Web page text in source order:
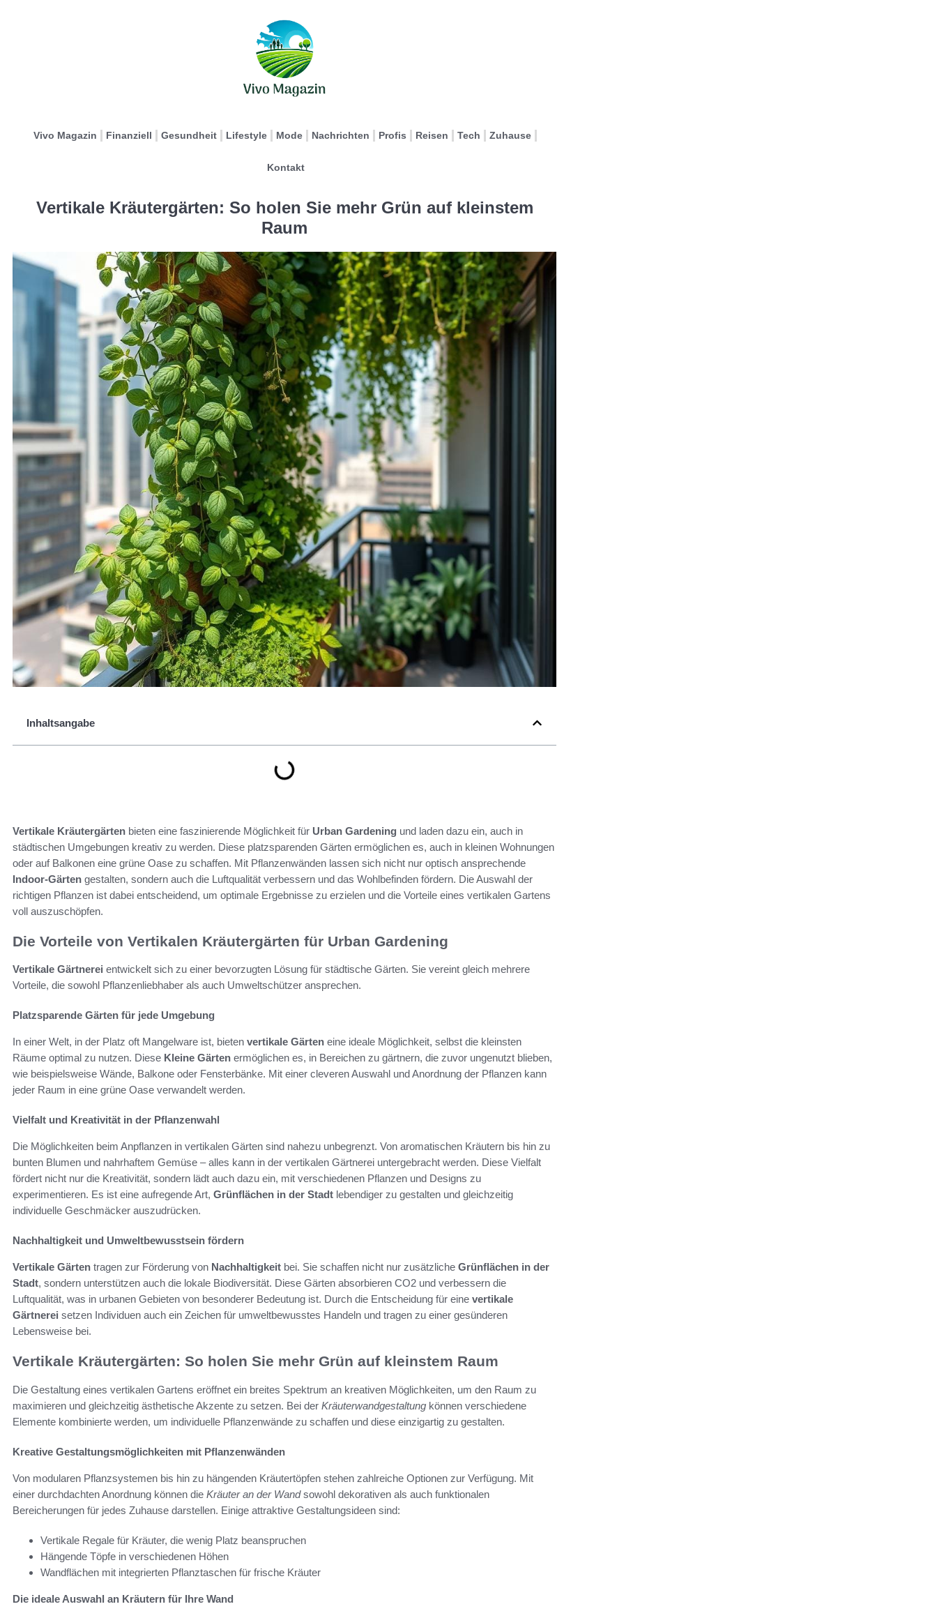
Vivo Magazin Finanziell Gesundheit Lifestyle Mode Nachrichten Profis Reisen Tech Zuhause
Kontakt
Vertikale Kräutergärten: So holen Sie mehr Grün auf kleinstem
Raum
Inhaltsangabe
Vertikale Kräutergärten bieten eine faszinierende Möglichkeit für Urban Gardening und laden dazu ein, auch in
städtischen Umgebungen kreativ zu werden. Diese platzsparenden Gärten ermöglichen es, auch in kleinen Wohnungen
oder auf Balkonen eine grüne Oase zu schaffen. Mit Pflanzenwänden lassen sich nicht nur optisch ansprechende
Indoor-Gärten gestalten, sondern auch die Luftqualität verbessern und das Wohlbefinden fördern. Die Auswahl der
richtigen Pflanzen ist dabei entscheidend, um optimale Ergebnisse zu erzielen und die Vorteile eines vertikalen Gartens
voll auszuschöpfen.
Die Vorteile von Vertikalen Kräutergärten für Urban Gardening
Vertikale Gärtnerei entwickelt sich zu einer bevorzugten Lösung für städtische Gärten. Sie vereint gleich mehrere
Vorteile, die sowohl Pflanzenliebhaber als auch Umweltschützer ansprechen.
Platzsparende Gärten für jede Umgebung
In einer Welt, in der Platz oft Mangelware ist, bieten vertikale Gärten eine ideale Möglichkeit, selbst die kleinsten
Räume optimal zu nutzen. Diese Kleine Gärten ermöglichen es, in Bereichen zu gärtnern, die zuvor ungenutzt blieben,
wie beispielsweise Wände, Balkone oder Fensterbänke. Mit einer cleveren Auswahl und Anordnung der Pflanzen kann
jeder Raum in eine grüne Oase verwandelt werden.
Vielfalt und Kreativität in der Pflanzenwahl
Die Möglichkeiten beim Anpflanzen in vertikalen Gärten sind nahezu unbegrenzt. Von aromatischen Kräutern bis hin zu
bunten Blumen und nahrhaftem Gemüse – alles kann in der vertikalen Gärtnerei untergebracht werden. Diese Vielfalt
fördert nicht nur die Kreativität, sondern lädt auch dazu ein, mit verschiedenen Pflanzen und Designs zu
experimentieren. Es ist eine aufregende Art, Grünflächen in der Stadt lebendiger zu gestalten und gleichzeitig
individuelle Geschmäcker auszudrücken.
Nachhaltigkeit und Umweltbewusstsein fördern
Vertikale Gärten tragen zur Förderung von Nachhaltigkeit bei. Sie schaffen nicht nur zusätzliche Grünflächen in der
Stadt, sondern unterstützen auch die lokale Biodiversität. Diese Gärten absorbieren CO2 und verbessern die
Luftqualität, was in urbanen Gebieten von besonderer Bedeutung ist. Durch die Entscheidung für eine vertikale
Gärtnerei setzen Individuen auch ein Zeichen für umweltbewusstes Handeln und tragen zu einer gesünderen
Lebensweise bei.
Vertikale Kräutergärten: So holen Sie mehr Grün auf kleinstem Raum
Die Gestaltung eines vertikalen Gartens eröffnet ein breites Spektrum an kreativen Möglichkeiten, um den Raum zu
maximieren und gleichzeitig ästhetische Akzente zu setzen. Bei der Kräuterwandgestaltung können verschiedene
Elemente kombinierte werden, um individuelle Pflanzenwände zu schaffen und diese einzigartig zu gestalten.
Kreative Gestaltungsmöglichkeiten mit Pflanzenwänden
Von modularen Pflanzsystemen bis hin zu hängenden Kräutertöpfen stehen zahlreiche Optionen zur Verfügung. Mit
einer durchdachten Anordnung können die Kräuter an der Wandsowohl dekorativen als auch funktionalen
Bereicherungen für jedes Zuhause darstellen. Einige attraktive Gestaltungsideen sind:
Vertikale Regale für Kräuter, die wenig Platz beanspruchen
Hängende Töpfe in verschiedenen Höhen
Wandflächen mit integrierten Pflanztaschen für frische Kräuter
Die ideale Auswahl an Kräutern für Ihre Wand